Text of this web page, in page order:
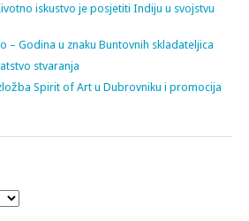
iskustvo je posjetiti Indiju u svojstvu
– Godina u znaku Buntovnih skladateljica
stvaranja
Spirit of Art u Dubrovniku i promocija